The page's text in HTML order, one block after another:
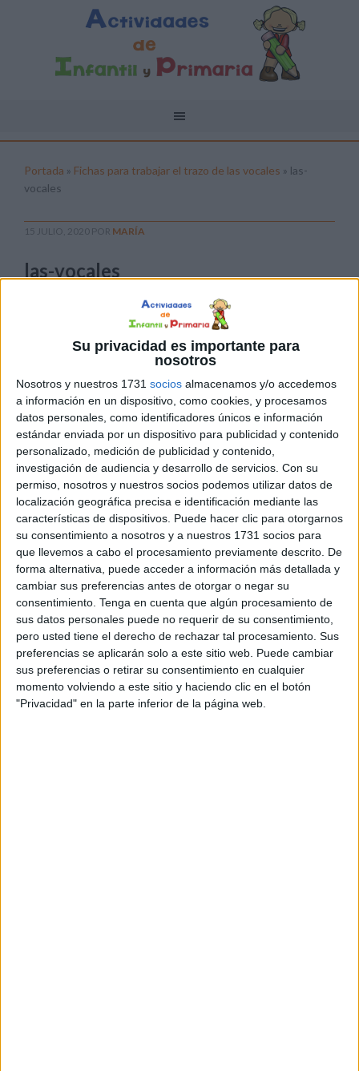
Su privacidad es importante para
nosotros
Nosotros y nuestros 1731 socios almacenamos y/o accedemos
a información en un dispositivo, como cookies, y procesamos
datos personales, como identificadores únicos e información
estándar enviada por un dispositivo para publicidad y contenido
personalizado, medición de publicidad y contenido,
investigación de audiencia y desarrollo de servicios. Con su
permiso, nosotros y nuestros socios podemos utilizar datos de
localización geográfica precisa e identificación mediante las
características de dispositivos. Puede hacer clic para otorgarnos
su consentimiento a nosotros y a nuestros 1731 socios para
que llevemos a cabo el procesamiento previamente descrito. De
forma alternativa, puede acceder a información más detallada y
cambiar sus preferencias antes de otorgar o negar su
consentimiento. Tenga en cuenta que algún procesamiento de
sus datos personales puede no requerir de su consentimiento,
pero usted tiene el derecho de rechazar tal procesamiento. Sus
preferencias se aplicarán solo a este sitio web. Puede cambiar
sus preferencias o retirar su consentimiento en cualquier
momento volviendo a este sitio y haciendo clic en el botón
"Privacidad" en la parte inferior de la página web.
Portada » Fichas para trabajar el trazo de las vocales » las-
vocales
15 JULIO, 2020 POR MARÍA
las-vocales
Pulsa sobre el enlace para descargar el
las-vocales
SUSCRIBETE